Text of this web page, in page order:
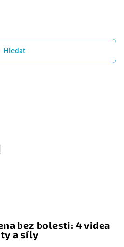
Hledat
bez bolesti: 4 videa
a síly